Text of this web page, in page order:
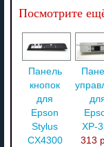
Посмотрите
Панель
кнопок
для
Epson
Stylus
CX4300
XP-
313